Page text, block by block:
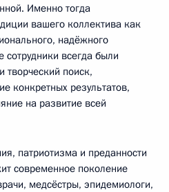
Именно тогда
вашего коллектива как
надёжного
всегда были
творческий поиск,
конкретных результатов,
на развитие всей
патриотизма и преданности
современное поколение
медсёстры, эпидемиологи,